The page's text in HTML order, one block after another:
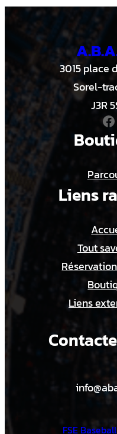
3015 place
Sorel-
J3R
Facebook
Liens
Tout
Liens
FSE Baseball